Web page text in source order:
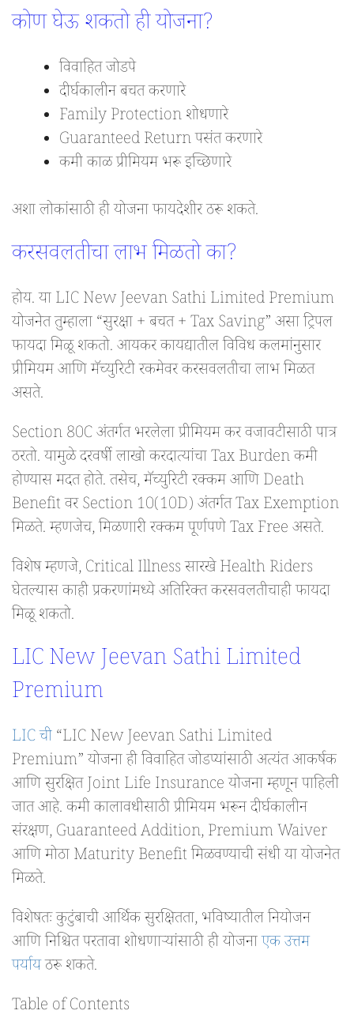
कोण घेऊ शकतो ही योजना?
विवाहित जोडपे
दीर्घकालीन बचत करणारे
Family Protection शोधणारे
Guaranteed Return पसंत करणारे
कमी काळ प्रीमियम भरू इच्छिणारे
अशा लोकांसाठी ही योजना फायदेशीर ठरू शकते.
करसवलतीचा लाभ मिळतो का?
होय. या LIC New Jeevan Sathi Limited Premium
योजनेत तुम्हाला “सुरक्षा + बचत + Tax Saving” असा ट्रिपल
फायदा मिळू शकतो. आयकर कायद्यातील विविध कलमांनुसार
प्रीमियम आणि मॅच्युरिटी रकमेवर करसवलतीचा लाभ मिळत
असते.
Section 80C अंतर्गत भरलेला प्रीमियम कर वजावटीसाठी पात्र
ठरतो. यामुळे दरवर्षी लाखो करदात्यांचा Tax Burden कमी
होण्यास मदत होते. तसेच, मॅच्युरिटी रक्कम आणि Death
Benefit वर Section 10(10D) अंतर्गत Tax Exemption
मिळते. म्हणजेच, मिळणारी रक्कम पूर्णपणे Tax Free असते.
विशेष म्हणजे, Critical Illness सारखे Health Riders
घेतल्यास काही प्रकरणांमध्ये अतिरिक्त करसवलतीचाही फायदा
मिळू शकतो.
LIC New Jeevan Sathi Limited
Premium
LIC ची“LIC New Jeevan Sathi Limited
Premium” योजना ही विवाहित जोडप्यांसाठी अत्यंत आकर्षक
आणि सुरक्षित Joint Life Insurance योजना म्हणून पाहिली
जात आहे. कमी कालावधीसाठी प्रीमियम भरून दीर्घकालीन
संरक्षण, Guaranteed Addition, Premium Waiver
आणि मोठा Maturity Benefit मिळवण्याची संधी या योजनेत
मिळते.
विशेषतः कुटुंबाची आर्थिक सुरक्षितता, भविष्यातील नियोजन
आणि निश्चित परतावा शोधणाऱ्यांसाठी ही योजनाएक उत्तम
पर्यायठरू शकते.
Table of Contents